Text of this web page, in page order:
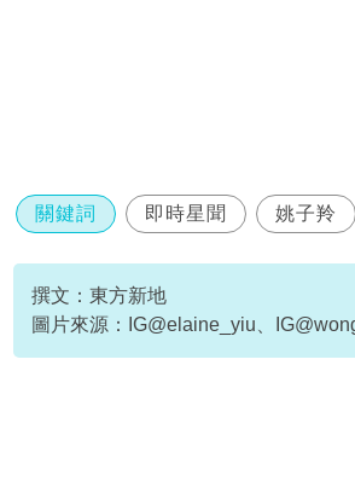
關鍵詞 即時星聞 姚子羚
脫單
撰文：東方新地
圖片來源：IG@elaine_yiu、